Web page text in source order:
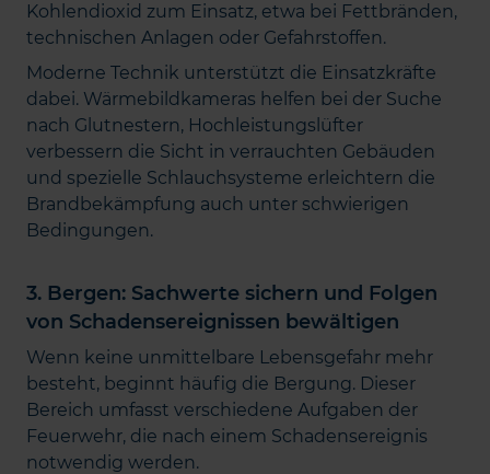
Kohlendioxid zum Einsatz, etwa bei Fettbränden,
technischen Anlagen oder Gefahrstoffen.
Moderne Technik unterstützt die Einsatzkräfte
dabei. Wärmebildkameras helfen bei der Suche
nach Glutnestern, Hochleistungslüfter
verbessern die Sicht in verrauchten Gebäuden
und spezielle Schlauchsysteme erleichtern die
Brandbekämpfung auch unter schwierigen
Bedingungen.
3. Bergen: Sachwerte sichern und Folgen
von Schadensereignissen bewältigen
Wenn keine unmittelbare Lebensgefahr mehr
besteht, beginnt häufig die Bergung. Dieser
Bereich umfasst verschiedene Aufgaben der
Feuerwehr, die nach einem Schadensereignis
notwendig werden.